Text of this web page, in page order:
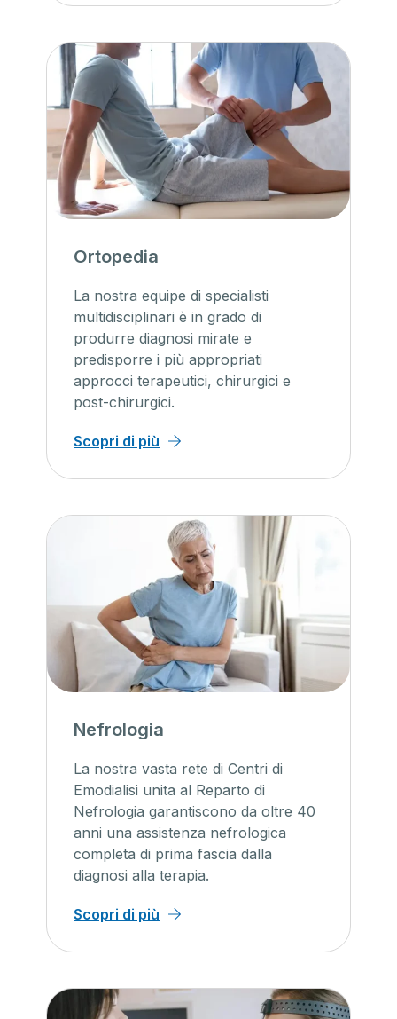
Ortopedia
La nostra equipe di specialisti
multidisciplinari è in grado di
produrre diagnosi mirate e
predisporre i più appropriati
approcci terapeutici, chirurgici e
post-chirurgici.
Scopri di più
Nefrologia
La nostra vasta rete di Centri di
Emodialisi unita al Reparto di
Nefrologia garantiscono da oltre 40
anni una assistenza nefrologica
completa di prima fascia dalla
diagnosi alla terapia.
Scopri di più